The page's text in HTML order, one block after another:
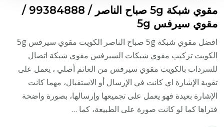
مقوي شبكة 5g صباح الناصر / 99384888 /
مقوي سيرفس 5g
افضل مقوي شبكة 5g صباح الناصر الكويت مقوي سيرفس 5g
الكويت تركيب مقوي شبكات السيرفس مقوي شبكة اتصال
للسرداب بالكويت مقوي سيرفس من الغانم أصلي ، يعمل على
تقوية الإشارة اي كانت في الإرسال أو الاستقبال، مهما كانت
الإشارة بعيدة فهو يعمل على تجميعها وإرسالها، بصورة واضحة
فتراها كما لو كانت صورة على الطبيعة، كما …